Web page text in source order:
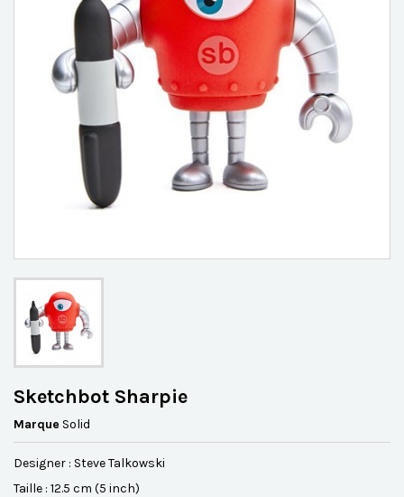
Sketchbot Sharpie
Marque Solid
Designer : Steve Talkowski
Taille : 12.5 cm (5 inch)